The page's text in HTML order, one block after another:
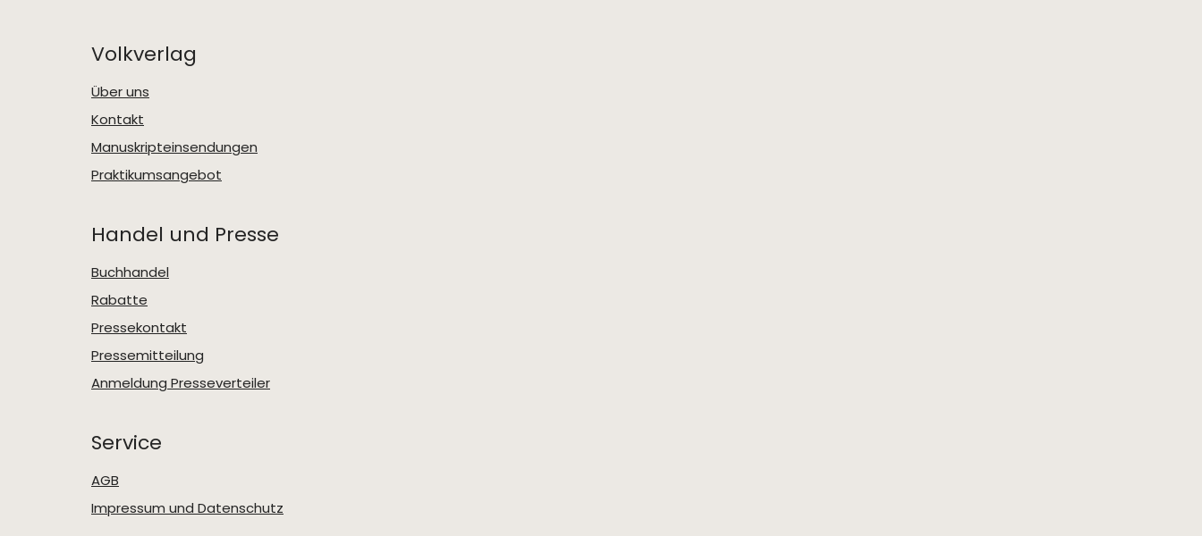
Volkverlag
Über uns
Kontakt
Manuskripteinsendungen
Praktikumsangebot
Handel und Presse
Buchhandel
Rabatte
Pressekontakt
Pressemitteilung
Anmeldung Presseverteiler
Service
AGB
Impressum und Datenschutz